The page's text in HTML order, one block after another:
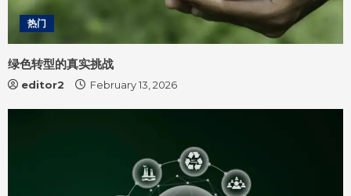
热门
绿色转型的真实挑战
editor2 February 13, 2026